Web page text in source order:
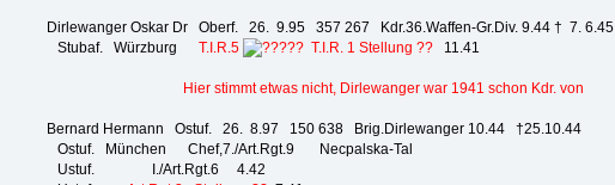
Dirlewanger Oskar Dr Oberf. 26. 9.95 357 267 Kdr.36.Waffen-Gr.Div. 9.44 † 7. 6.45
Stubaf. Würzburg T.I.R.5 ?? T.I.R. 1 Stellung ??11.41
Hier stimmt etwas nicht, Dirlewanger war 1941 schon Kdr. von
Bernard Hermann Ostuf. 26. 8.97 150 638 Brig.Dirlewanger 10.44 †25.10.44
Ostuf. München Chef,7./Art.Rgt.9 Necpalska-Tal
Ustuf. I./Art.Rgt.6 4.42